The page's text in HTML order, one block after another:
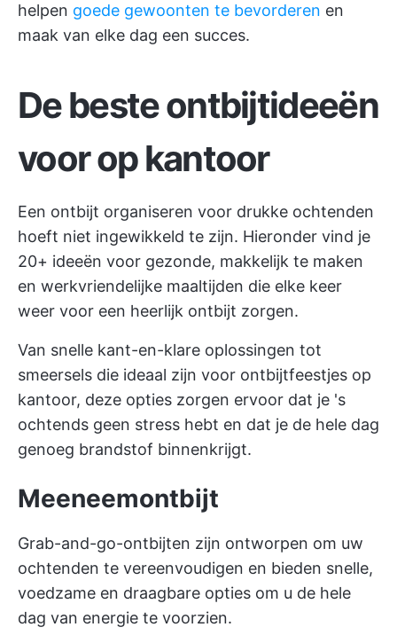
helpen goede gewoonten te bevorderen en
maak van elke dag een succes.
De beste ontbijtideeën
voor op kantoor
Een ontbijt organiseren voor drukke ochtenden
hoeft niet ingewikkeld te zijn. Hieronder vind je
20+ ideeën voor gezonde, makkelijk te maken
en werkvriendelijke maaltijden die elke keer
weer voor een heerlijk ontbijt zorgen.
Van snelle kant-en-klare oplossingen tot
smeersels die ideaal zijn voor ontbijtfeestjes op
kantoor, deze opties zorgen ervoor dat je 's
ochtends geen stress hebt en dat je de hele dag
genoeg brandstof binnenkrijgt.
Meeneemontbijt
Grab-and-go-ontbijten zijn ontworpen om uw
ochtenden te vereenvoudigen en bieden snelle,
voedzame en draagbare opties om u de hele
dag van energie te voorzien.